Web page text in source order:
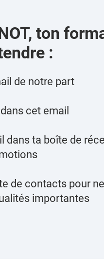
ton
:
de notre part
cet email
dans ta boîte de
de contacts pour
importantes